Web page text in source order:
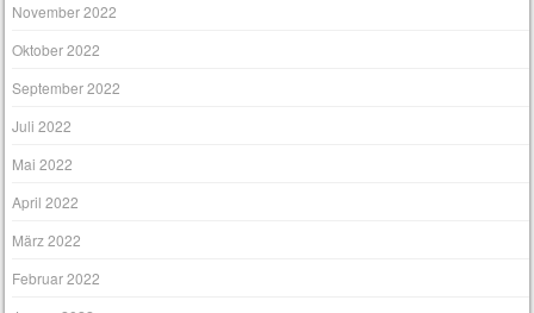
November 2022
Oktober 2022
September 2022
Juli 2022
Mai 2022
April 2022
März 2022
Februar 2022